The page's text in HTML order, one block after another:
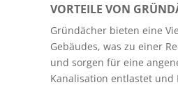
VORTEILE VON
Gründächer bieten eine
Gebäudes, was zu einer
und sorgen für eine
Kanalisation entlastet